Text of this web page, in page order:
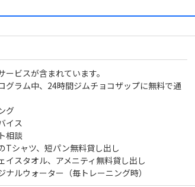
ービスが含まれています。
グラム中、24時間ジムチョコザップに無料で通
グ
イス
相談
Tシャツ、短パン無料貸し出し
イスタオル、アメニティ無料貸し出し
ナルウォーター（毎トレーニング時）